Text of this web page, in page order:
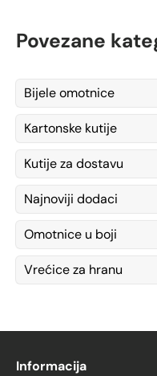
Povezane
Bijele omotnice
Kartonske kutije
Kutije za dostavu
Najnoviji dodaci
Omotnice u boji
Vrećice za hranu
Informacija